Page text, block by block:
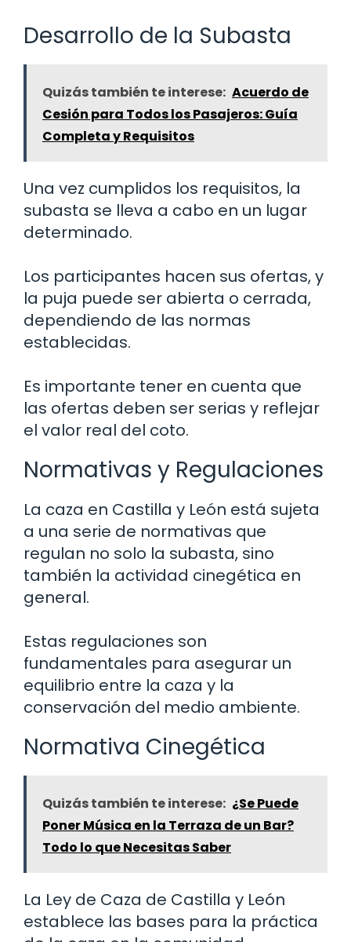
Desarrollo de la Subasta
Quizás también te interese: Acuerdo de
Cesión para Todos los Pasajeros: Guía
Completa y Requisitos
Una vez cumplidos los requisitos, la
subasta se lleva a cabo en un lugar
determinado.
Los participantes hacen sus ofertas, y
la puja puede ser abierta o cerrada,
dependiendo de las normas
establecidas.
Es importante tener en cuenta que
las ofertas deben ser serias y reflejar
el valor real del coto.
Normativas y Regulaciones
La caza en Castilla y León está sujeta
a una serie de normativas que
regulan no solo la subasta, sino
también la actividad cinegética en
general.
Estas regulaciones son
fundamentales para asegurar un
equilibrio entre la caza y la
conservación del medio ambiente.
Normativa Cinegética
Quizás también te interese: ¿Se Puede
Poner Música en la Terraza de un Bar?
Todo lo que Necesitas Saber
La Ley de Caza de Castilla y León
establece las bases para la práctica